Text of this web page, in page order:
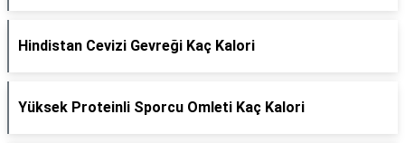
Hindistan Cevizi Gevreği Kaç Kalori
Yüksek Proteinli Sporcu Omleti Kaç Kalori